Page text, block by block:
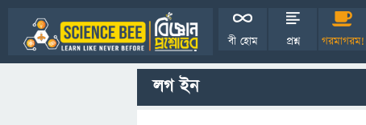
বী হোম প্রশ্ন গরমাগরম!
লগ ইন